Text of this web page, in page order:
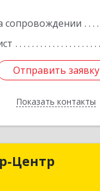
сопровождении
Отправить заявку
Показать контакты
Отправить заявку
Назад
Центр